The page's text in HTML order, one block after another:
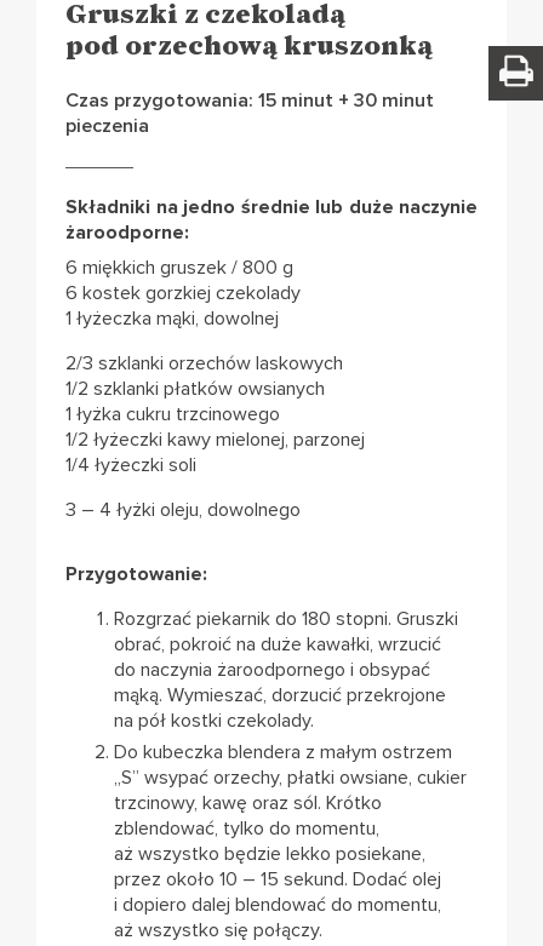
Gruszki z czekoladą
pod orzechową kruszonką
Czas przygotowania: 15 minut + 30 minut
pieczenia
Składniki na jedno średnie lub duże naczynie
żaroodporne:
6 miękkich gruszek / 800 g
6 kostek gorzkiej czekolady
1 łyżeczka mąki, dowolnej
2/3 szklanki orzechów laskowych
1/2 szklanki płatków owsianych
1 łyżka cukru trzcinowego
1/2 łyżeczki kawy mielonej, parzonej
1/4 łyżeczki soli
3 – 4 łyżki oleju, dowolnego
Przygotowanie:
Rozgrzać piekarnik do 180 stopni. Gruszki
obrać, pokroić na duże kawałki, wrzucić
do naczynia żaroodpornego i obsypać
mąką. Wymieszać, dorzucić przekrojone
na pół kostki czekolady.
Do kubeczka blendera z małym ostrzem
„S” wsypać orzechy, płatki owsiane, cukier
trzcinowy, kawę oraz sól. Krótko
zblendować, tylko do momentu,
aż wszystko będzie lekko posiekane,
przez około 10 – 15 sekund. Dodać olej
i dopiero dalej blendować do momentu,
aż wszystko się połączy.